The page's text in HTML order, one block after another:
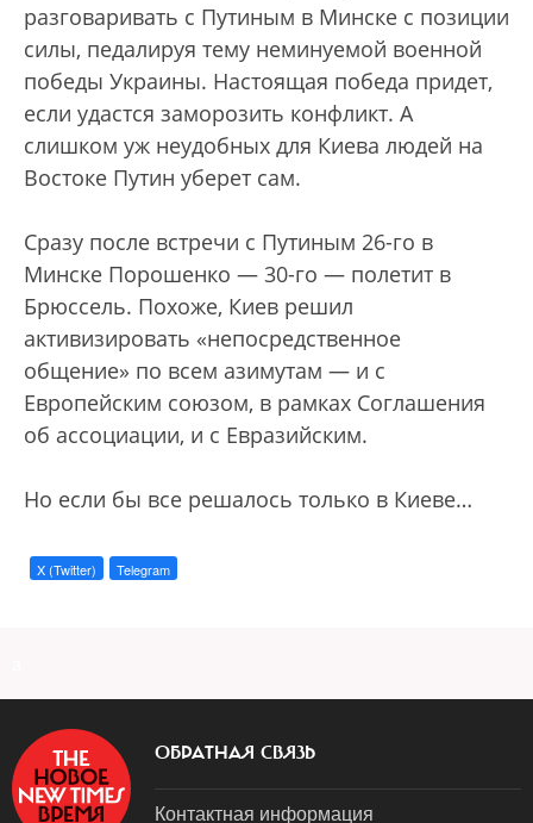
разговаривать с Путиным в Минске с позиции
силы, педалируя тему неминуемой военной
победы Украины. Настоящая победа придет,
если удастся заморозить конфликт. А
слишком уж неудобных для Киева людей на
Востоке Путин уберет сам.
Сразу после встречи с Путиным 26-го в
Минске Порошенко — 30-го — полетит в
Брюссель. Похоже, Киев решил
активизировать «непосредственное
общение» по всем азимутам — и с
Европейским союзом, в рамках Соглашения
об ассоциации, и с Евразийским.
Но если бы все решалось только в Киеве…
X (Twitter) Telegram
ОБРАТНАЯ СВЯЗЬ
Контактная информация